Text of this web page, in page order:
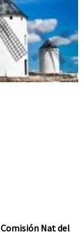
Nat del